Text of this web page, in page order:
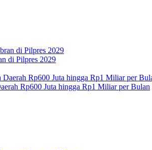
di Pilpres 2029
Rp600 Juta hingga Rp1 Miliar per Bulan